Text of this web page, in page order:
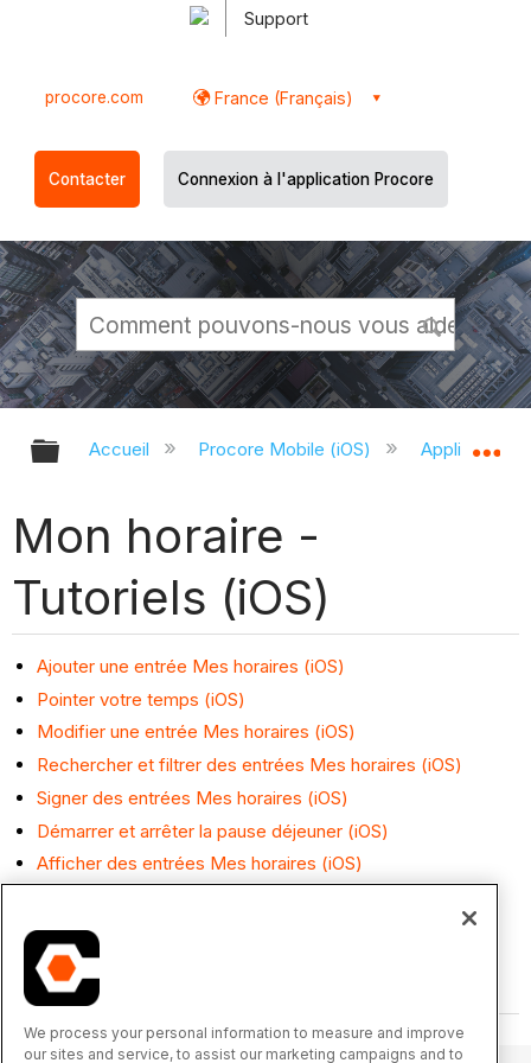
Support
procore.com France (Français)
Contacter Connexion à l'application Procore
Développer/réduire la hiérarchie
Accueil Procore Mobile (iOS) Application
Mon horaire -
Tutoriels (iOS)
Ajouter une entrée Mes horaires (iOS)
Pointer votre temps (iOS)
Modifier une entrée Mes horaires (iOS)
Rechercher et filtrer des entrées Mes horaires (iOS)
Signer des entrées Mes horaires (iOS)
Démarrer et arrêter la pause déjeuner (iOS)
Afficher des entrées Mes horaires (iOS)
We process your personal information to measure and improve
our sites and service, to assist our marketing campaigns and to